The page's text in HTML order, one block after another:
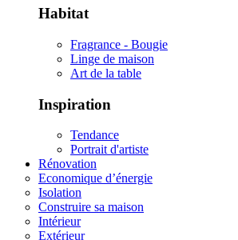
Habitat
Fragrance - Bougie
Linge de maison
Art de la table
Inspiration
Tendance
Portrait d'artiste
Rénovation
Economique d’énergie
Isolation
Construire sa maison
Intérieur
Extérieur